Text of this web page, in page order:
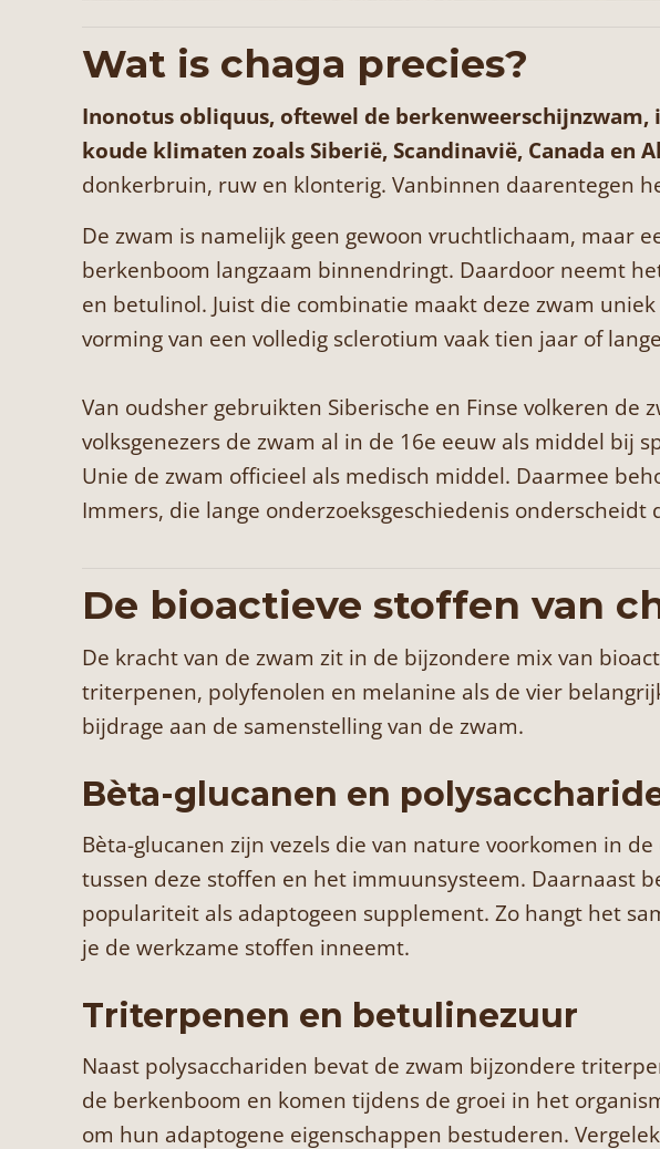
Wat is chaga precies?
Inonotus obliquus, oftewel de
koude klimaten zoals Siberië, Scandinavië, Canada en
donkerbruin, ruw en klonterig. Vanbinnen daarentegen
De zwam is namelijk geen gewoon vruchtlichaam, maar
berkenboom langzaam binnendringt. Daardoor neemt
en betulinol. Juist die combinatie maakt deze zwam
vorming van een volledig sclerotium vaak tien jaar of
Van oudsher gebruikten Siberische en Finse volkeren
volksgenezers de zwam al in de 16e eeuw als middel bij
Unie de zwam officieel als medisch middel. Daarmee
Immers, die lange onderzoeksgeschiedenis
De bioactieve stoffen van
De kracht van de zwam zit in de bijzondere mix van
triterpenen, polyfenolen en melanine als de vier
bijdrage aan de samenstelling van de zwam.
Bèta-glucanen en
Bèta-glucanen zijn vezels die van nature voorkomen in
tussen deze stoffen en het immuunsysteem. Daarnaast
populariteit als adaptogeen supplement. Zo hangt het
je de werkzame stoffen inneemt.
Triterpenen en betulinezuur
Naast polysacchariden bevat de zwam bijzondere
de berkenboom en komen tijdens de groei in het
om hun adaptogene eigenschappen bestuderen.